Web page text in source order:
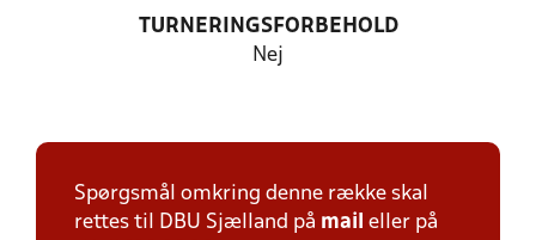
TURNERINGSFORBEHOLD
Nej
Spørgsmål omkring denne række skal
rettes til DBU Sjælland på mail eller på